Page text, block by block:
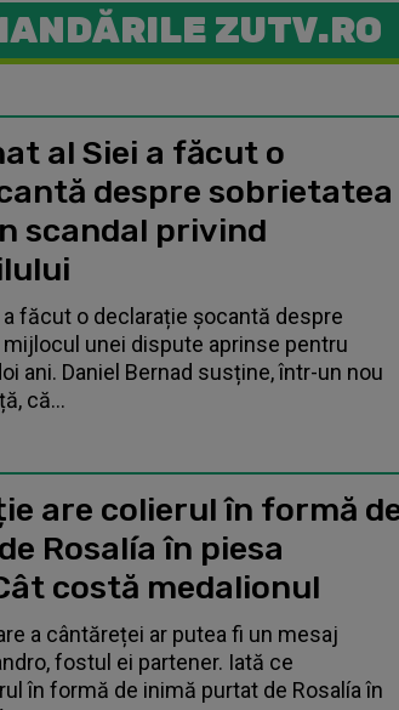
ZUTV.RO
al Siei a făcut o
despre sobrietatea
scandal privind
făcut o declarație șocantă despre
unei dispute aprinse pentru
ani. Daniel Bernad susține, într-un nou
că...
are colierul în formă
Rosalía în piesa
costă medalionul
a cântăreței ar putea fi un mesaj
fostul ei partener. Iată ce
în formă de inimă purtat de Rosalía în